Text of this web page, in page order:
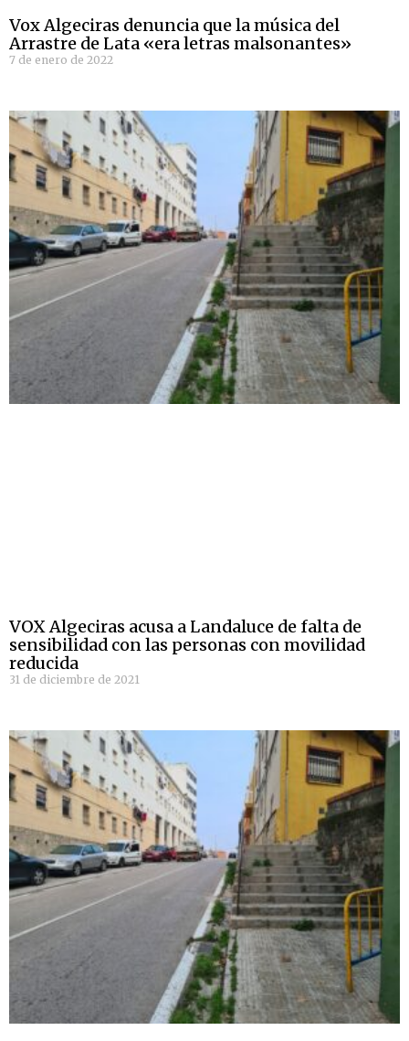
Vox Algeciras denuncia que la música del
Arrastre de Lata «era letras malsonantes»
7 de enero de 2022
VOX Algeciras acusa a Landaluce de falta de
sensibilidad con las personas con movilidad
reducida
31 de diciembre de 2021